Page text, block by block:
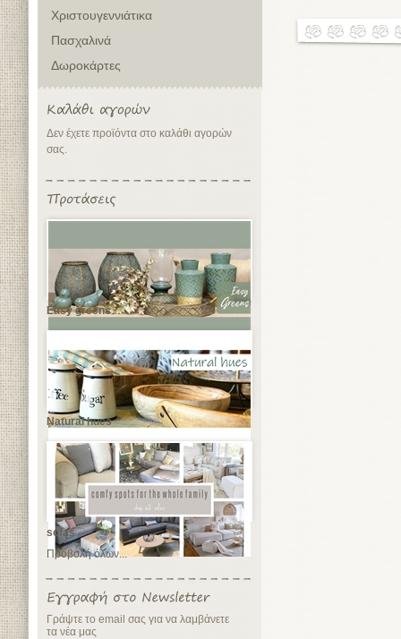
Χριστουγεννιάτικα
Πασχαλινά
Δωροκάρτες
Δεν έχετε προϊόντα στο καλάθι αγορών
σας.
Easy greens
Natural hues
sofas
Προβολή όλων...
Γράψτε το email σας για να λαμβάνετε
τα νέα μας